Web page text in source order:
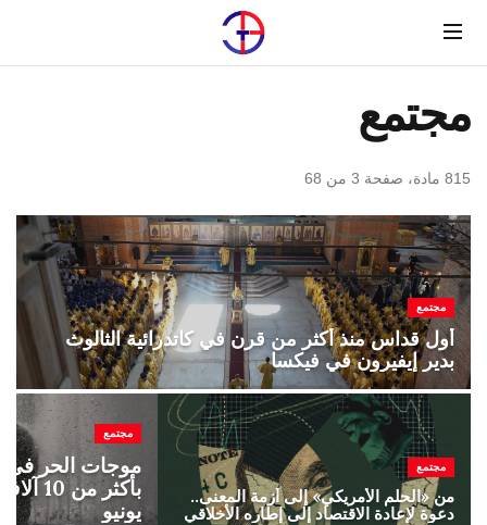
Menu
مجتمع
815 مادة، صفحة 3 من 68
مجتمع
أول قداس منذ أكثر من قرن في كاتدرائية الثالوث
بدير إيفيرون في فيكسا
مجتمع
من «الحلم الأمريكي» إلى أزمة المعنى..
دعوة لإعادة الاقتصاد إلى إطاره الأخلاقي
مجتمع
موجات الحر في
بأكثر
يونيو